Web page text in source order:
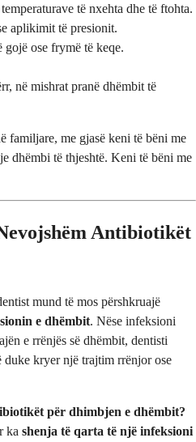
të nxehta dhe të ftohta.
aplikimit të presionit.
gojë ose frymë të keqe.
në mishrat pranë dhëmbit të
familjare, me gjasë keni të bëni me
dhëmbi të thjeshtë. Keni të bëni me
Antibiotikët
mund të mos përshkruajë
e dhëmbit. Nëse infeksioni
e rrënjës së dhëmbit, dentisti
duke kryer një trajtim rrënjor ose
për dhimbjen e dhëmbit?
ka shenja të qarta të një infeksioni